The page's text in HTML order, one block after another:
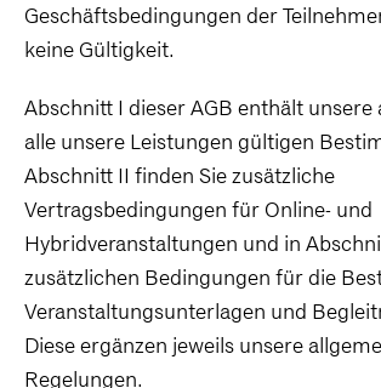
Geschäftsbedingungen der
keine Gültigkeit.
Abschnitt I dieser AGB enthält
alle unsere Leistungen gültigen
Abschnitt II finden Sie zusätzliche
Vertragsbedingungen für Online- und
Hybridveranstaltungen und in
zusätzlichen Bedingungen für die
Veranstaltungsunterlagen und
Diese ergänzen jeweils unsere
Regelungen.